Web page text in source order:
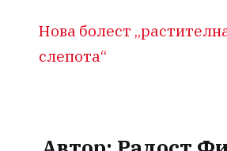
Нова болест
слепота“